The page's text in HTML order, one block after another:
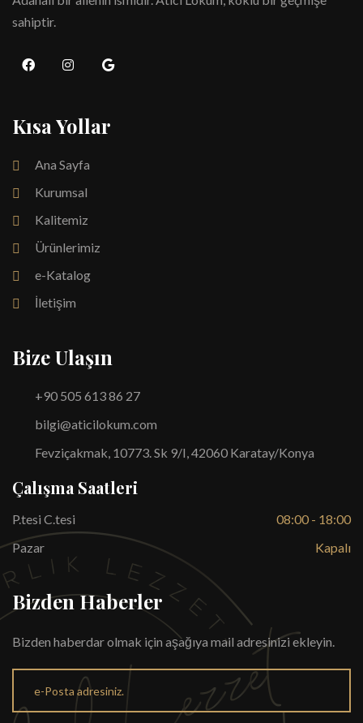
sahiptir.
Kısa Yollar
Ana Sayfa
Kurumsal
Kalitemiz
Ürünlerimiz
e-Katalog
İletişim
Bize Ulaşın
+90 505 613 86 27
bilgi@aticilokum.com
Fevziçakmak, 10773. Sk 9/I, 42060 Karatay/Konya
Çalışma Saatleri
P.tesi C.tesi
08:00 - 18:00
Pazar
Kapalı
Bizden Haberler
Bizden haberdar olmak için aşağıya mail adresinizi ekleyin.